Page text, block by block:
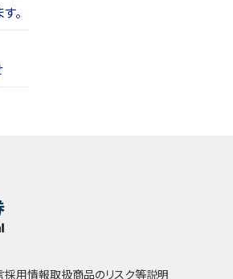
。
採用情報取扱商品のリスク等説明